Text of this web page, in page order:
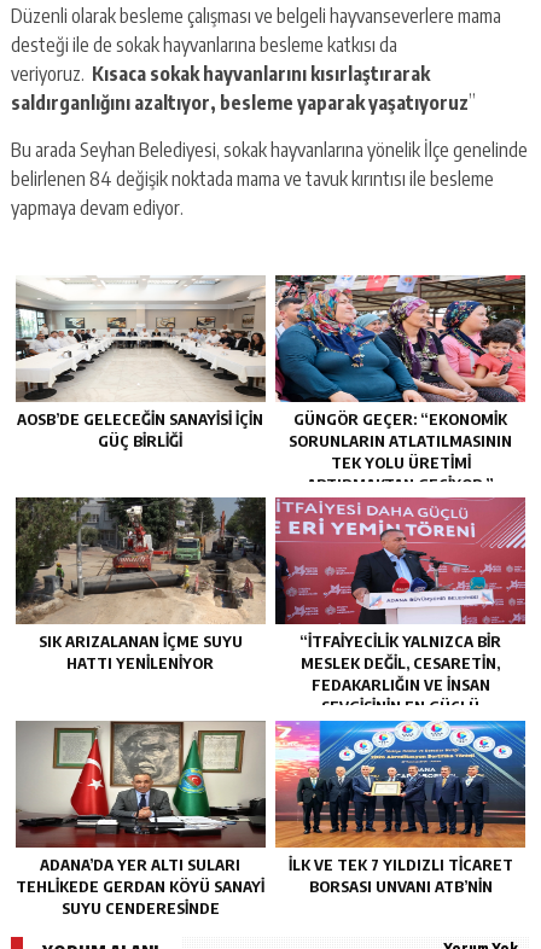
Düzenli olarak besleme çalışması ve belgeli hayvanseverlere mama
desteği ile de sokak hayvanlarına besleme katkısı da
veriyoruz. Kısaca sokak hayvanlarını kısırlaştırarak
saldırganlığını azaltıyor, besleme yaparak yaşatıyoruz”
Bu arada Seyhan Belediyesi, sokak hayvanlarına yönelik İlçe genelinde
belirlenen 84 değişik noktada mama ve tavuk kırıntısı ile besleme
yapmaya devam ediyor.
AOSB’DE GELECEĞIN SANAYISI İÇIN
GÜÇ BIRLIĞI
GÜNGÖR GEÇER: “EKONOMIK
SORUNLARIN ATLATILMASININ
TEK YOLU ÜRETIMI
ARTIRMAKTAN GEÇIYOR.”
SIK ARIZALANAN IÇME SUYU
HATTI YENILENIYOR
“İTFAIYECILIK YALNIZCA BIR
MESLEK DEĞIL, CESARETIN,
FEDAKARLIĞIN VE INSAN
SEVGISININ EN GÜÇLÜ
TEMSILIDIR.”
ADANA’DA YER ALTI SULARI
TEHLİKEDE GERDAN KÖYÜ SANAYİ
SUYU CENDERESİNDE
İLK VE TEK 7 YILDIZLI TİCARET
BORSASI UNVANI ATB’NİN